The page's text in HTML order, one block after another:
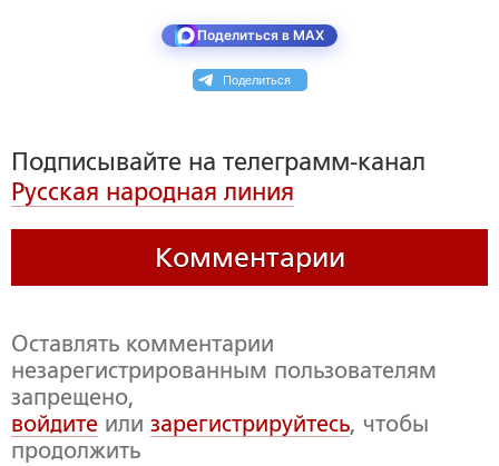
Поделиться в MAX
Поделиться
Подписывайте на телеграмм-канал
Русская народная линия
Комментарии
Оставлять комментарии
незарегистрированным пользователям
запрещено,
войдите или зарегистрируйтесь, чтобы
продолжить